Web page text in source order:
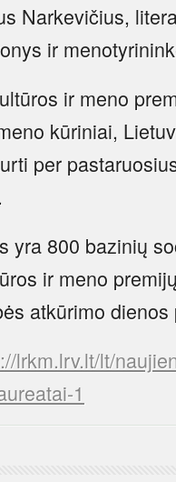
Narkevičius,
ir
ir meno
kūriniai,
per
yra 800 bazinių
ir meno
atkūrimo dienos
lrkm.lrv.lt/lt/
1